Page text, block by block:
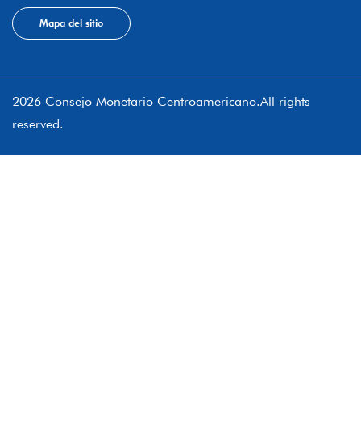
Mapa del sitio
2026 Consejo Monetario Centroamericano.All rights
reserved.